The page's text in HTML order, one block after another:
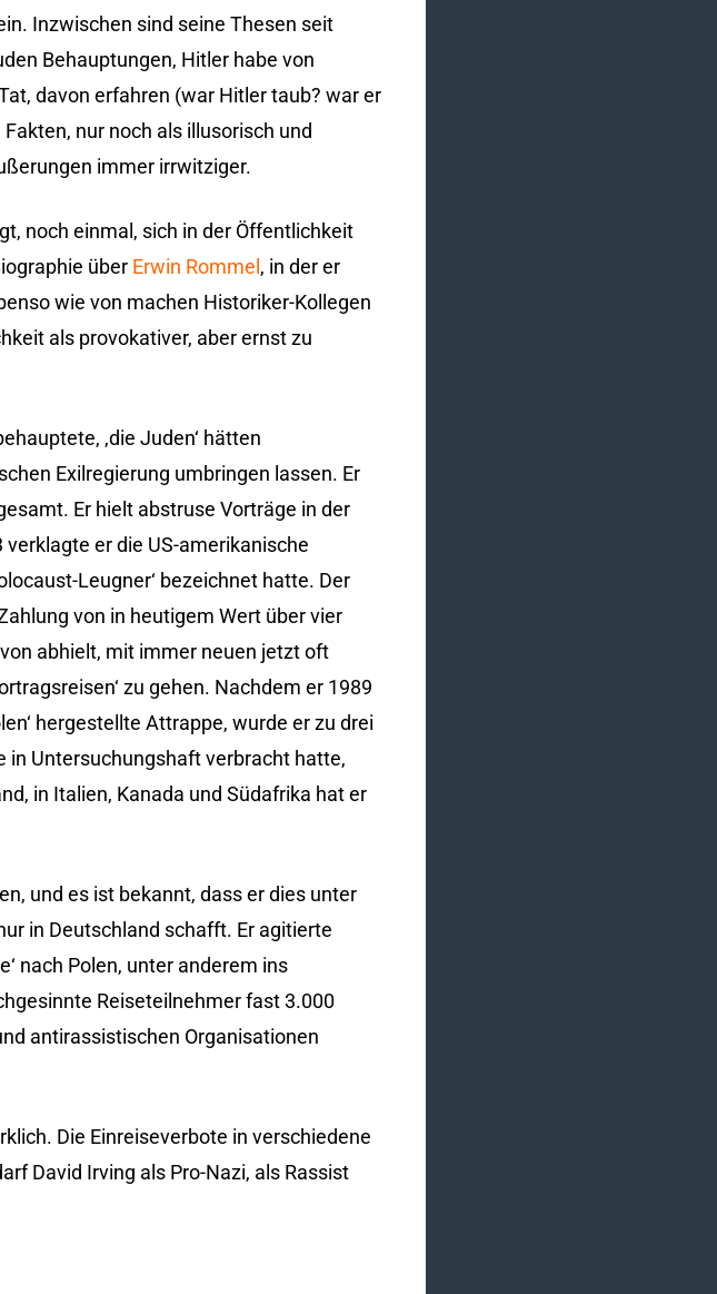
Inzwischen sind seine Thesen seit
Behauptungen, Hitler habe von
davon erfahren (war Hitler taub? war er
nur noch als illusorisch und
immer irrwitziger.
noch einmal, sich in der Öffentlichkeit
über Erwin Rommel , in der er
wie von machen Historiker-Kollegen
als provokativer, aber ernst zu
‚die Juden‘ hätten
Exilregierung umbringen lassen. Er
Er hielt abstruse Vorträge in der
er die US-amerikanische
Leugner‘ bezeichnet hatte. Der
von in heutigem Wert über vier
abhielt, mit immer neuen jetzt oft
zu gehen. Nachdem er 1989
hergestellte Attrappe, wurde er zu drei
in Untersuchungshaft verbracht hatte,
in Italien, Kanada und Südafrika hat er
und es ist bekannt, dass er dies unter
in Deutschland schafft. Er agitierte
nach Polen, unter anderem ins
Reiseteilnehmer fast 3.000
antirassistischen Organisationen
Die Einreiseverbote in verschiedene
David Irving als Pro-Nazi, als Rassist